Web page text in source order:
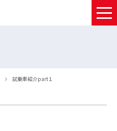
試乗車紹介part１